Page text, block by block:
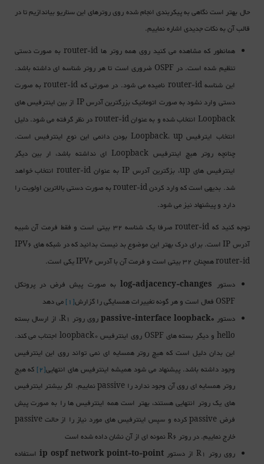
حال بهتر است نگاهی به پیکربندی انجام شده روی روترهای این سناریو بیاندازیم تا در
قالب آن به نکات جدیدی اشاره نماییم.
همانطور که مشاهده می کنید روی همه روتر ها router-idبه صورت دستی
تنظیم شده است. در OSPF ضروری است تا هر روتر شناسه ای داشته باشد.
این شناسهrouter-id نامیده می شود. در صورتی که
به صورت
دستی وارد نشود به صورت اتوماتیک بزرگترین آدرسIP از بین اینترفیس های
Loopback انتخاب شده و به عنوانrouter-id
در نظر گرفته می شود. دلیل
انتخاب ایترفیس Loopback، up بودن دائمی این نوع اینترفیس است.
چنانچه روتر هیچ اینترفیس Loopback ای نداشته باشد، ار بین دیگر
اینترفیس های up، بزگترین آدرس
IPبه عنوان router-idانتخاب خواهد
شد. بدیهی است که وارد کردنrouter-idبه صورت دستی بالاترین اولویت را
دارد و پیشنهاد نیز می شود.
توجه کنید که router-id
صرفا یک شناسه 32 بیتی است و فقط فرمت آن شبیه
آدرس
است. برای درک بهتر این موضوع بد نیست بدانید که در شبکه های IPV6
router-idهمچنان 32 بیتی است و فرمت آن با آدرس IPV4یکی است.
دستور log-adjacency-changesبه صورت پیش فرض در پروتکل
OSPF فعال است و هر گونه تغییرات همسایگی را گزارش[1]
می دهد
دستور passive-interface loopback0روی روتر ، از ارسال بسته
hello و دیگر بسته های OSPF روی اینترفیس loopback0 اجتناب می کند.
این بدان دلیل است که هیچ روتر همسایه ای نمی تواند روی این اینترفیس
وجود داشته باشد. پیشنهاد می شود همیشه اینترفیس های انتهایی[2]
که هیج
روتر همسایه ای روی آن وجود ندارد را passiveنماییم. اگر بیشتر اینترفیس
های یک روتر انتهایی هستند، بهتر است همه اینترفیس ها را به صورت پیش
فرض passiveکرده و سپس اینترفیس های مورد نیاز را از حالتpassive
خارج نماییم. در روتر R6نمونه ای از آن نشان داده شده است
روی روتر R1 از دستور ip ospf network point-to-point استفاده